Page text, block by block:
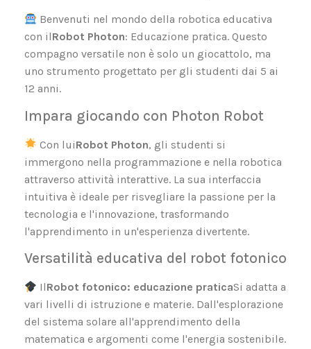
Benvenuti nel mondo della robotica educativa
con ilRobot Photon: Educazione pratica. Questo
compagno versatile non è solo un giocattolo, ma
uno strumento progettato per gli studenti dai 5 ai
12 anni.
Impara giocando con Photon Robot
Con luiRobot Photon, gli studenti si
immergono nella programmazione e nella robotica
attraverso attività interattive. La sua interfaccia
intuitiva è ideale per risvegliare la passione per la
tecnologia e l'innovazione, trasformando
l'apprendimento in un'esperienza divertente.
Versatilità educativa del robot fotonico
IlRobot fotonico: educazione praticaSi adatta a
vari livelli di istruzione e materie. Dall'esplorazione
del sistema solare all'apprendimento della
matematica e argomenti come l'energia sostenibile.